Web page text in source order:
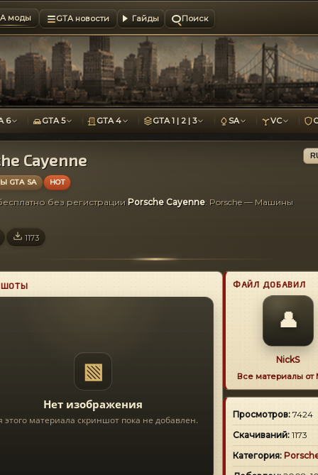
моды GTA новости Гайды Поиск
6 GTA 5 GTA 4 GTA 1 | 2 | 3 SA VC
Cayenne
SA HOT
без регистрации Porsche Cayenne: Porsche — Машины
1173
▧
Нет изображения
этого материала скриншот пока не добавлен.
ФАЙЛ ДОБАВИЛ
👤
NickS
Все материалы от
Просмотров: 7424
Скачиваний: 1173
Категория: